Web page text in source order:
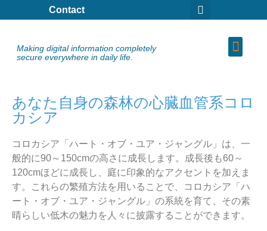
Contact
Making digital information completely
secure everywhere in daily life.
あなた自身の森林の心臓血管系コロ
カシア
コロカシア「ハート・オブ・ユア・ジャングル」は、一
般的に90～150cmの高さに成長します。成長後も60～
120cmほどに成長し、庭に印象的なアクセントを加えま
す。これらの繁殖方法を用いることで、コロカシア「ハ
ート・オブ・ユア・ジャングル」の系統を育て、その素
晴らしい低木の魅力を人々に披露することができます。